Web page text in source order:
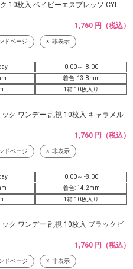
10枚入 ベイビーエスプレッソ CYL-
1,760 円（税込）
ドページ 非表示
0.00～ -8.00
着色: 13.8mm
1箱 10枚入り
ク ワンデー 乱視 10枚入 キャラメル
1,760 円（税込）
ドページ 非表示
0.00～ -8.00
着色: 14.2mm
1箱 10枚入り
ク ワンデー 乱視 10枚入 ブラックビ
1,760 円（税込）
ドページ 非表示